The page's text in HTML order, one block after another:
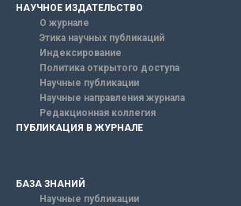
НАУЧНОЕ ИЗДАТЕЛЬСТВО
О журнале
Этика научных публикаций
Индексирование
Политика открытого доступа
Научные публикации
Научные направления журнала
Редакционная коллегия
ПУБЛИКАЦИЯ В ЖУРНАЛЕ
БАЗА ЗНАНИЙ
Научные публикации